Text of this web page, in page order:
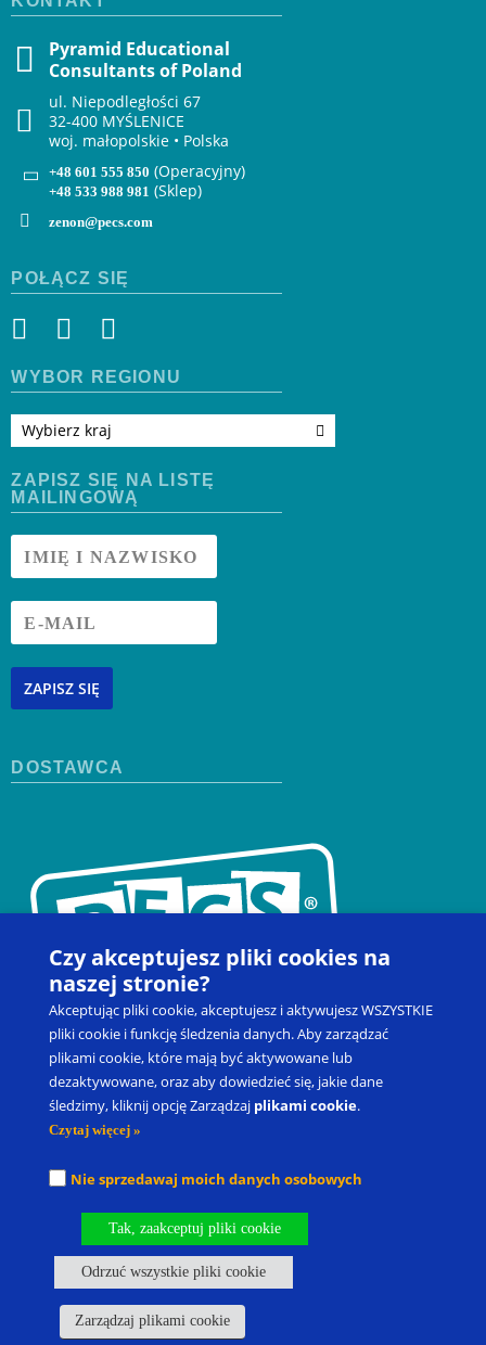
Pyramid Educational
Consultants of Poland
ul. Niepodległości 67
32-400 MYŚLENICE
woj. małopolskie • Polska
+48 601 555 850 (Operacyjny)
+48 533 988 981 (Sklep)
zenon@pecs.com
POŁĄCZ SIĘ
WYBÓR REGIONU
Wybierz kraj
ZAPISZ SIĘ NA LISTĘ
MAILINGOWĄ
ZAPISZ SIĘ
DOSTAWCA
Kontakt Zapisz się na szkolenie Produkty
Moje konto Prawo do odstąpienia od umowy
Picture Exchange Communication System ® ®
Approach to Education
to zastrzeżone znaki towarowe spółki
Pyramid Educational Consultants, LLC.
Nasze oddziały
Kariera
Polityka Prywatności I Warunki Korzystania
Własność Intelektualna
Polityka dotycząca plików cookie
Zarządzaj plikami cookie
Czy akceptujesz pliki cookies na
naszej stronie?
Akceptując pliki cookie, akceptujesz i aktywujesz WSZYSTKIE
pliki cookie i funkcję śledzenia danych. Aby zarządzać
plikami cookie, które mają być aktywowane lub
dezaktywowane, oraz aby dowiedzieć się, jakie dane
śledzimy, kliknij opcję Zarządzaj plikami cookie.
Czytaj więcej »
Nie sprzedawaj moich danych osobowych
Tak, zaakceptuj pliki cookie
Odrzuć wszystkie pliki cookie
Zarządzaj plikami cookie